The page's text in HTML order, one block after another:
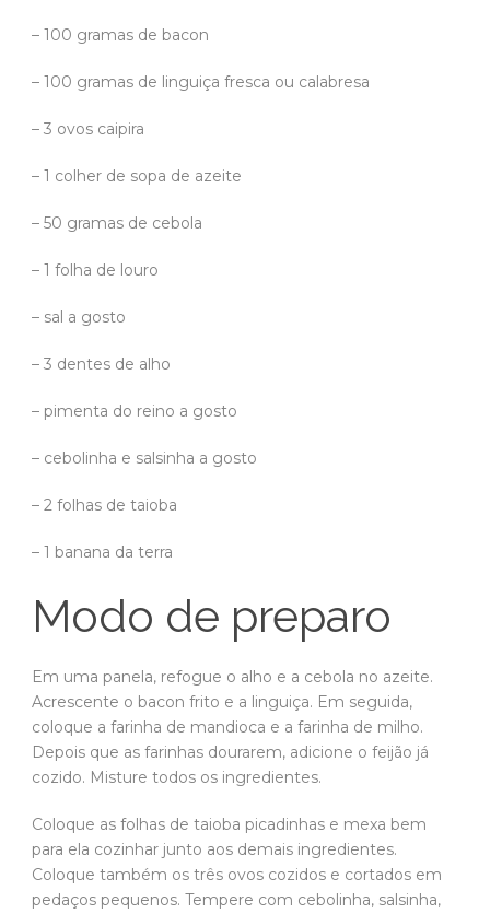
– 100 gramas de bacon
– 100 gramas de linguiça fresca ou calabresa
– 3 ovos caipira
– 1 colher de sopa de azeite
– 50 gramas de cebola
– 1 folha de louro
– sal a gosto
– 3 dentes de alho
– pimenta do reino a gosto
– cebolinha e salsinha a gosto
– 2 folhas de taioba
– 1 banana da terra
Modo de preparo
Em uma panela, refogue o alho e a cebola no azeite.
Acrescente o bacon frito e a linguiça. Em seguida,
coloque a farinha de mandioca e a farinha de milho.
Depois que as farinhas dourarem, adicione o feijão já
cozido. Misture todos os ingredientes.
Coloque as folhas de taioba picadinhas e mexa bem
para ela cozinhar junto aos demais ingredientes.
Coloque também os três ovos cozidos e cortados em
pedaços pequenos. Tempere com cebolinha, salsinha,